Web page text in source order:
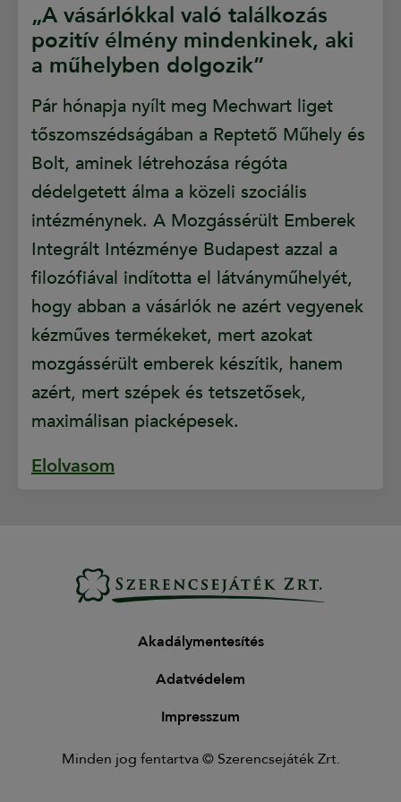
„A vásárlókkal való találkozás
pozitív élmény mindenkinek, aki
a műhelyben dolgozik”
Pár hónapja nyílt meg Mechwart liget
tőszomszédságában a Reptető Műhely és
Bolt, aminek létrehozása régóta
dédelgetett álma a közeli szociális
intézménynek. A Mozgássérült Emberek
Integrált Intézménye Budapest azzal a
filozófiával indította el látványműhelyét,
hogy abban a vásárlók ne azért vegyenek
kézműves termékeket, mert azokat
mozgássérült emberek készítik, hanem
azért, mert szépek és tetszetősek,
maximálisan piacképesek.
Elolvasom
Akadálymentesítés
Adatvédelem
Impresszum
Minden jog fentartva © Szerencsejáték Zrt.